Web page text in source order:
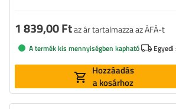
1 839,00 Ftaz ár tartalmazza az ÁFÁ-t
A termék kis mennyiségben kapható
Hozzáadás
a kosárhoz